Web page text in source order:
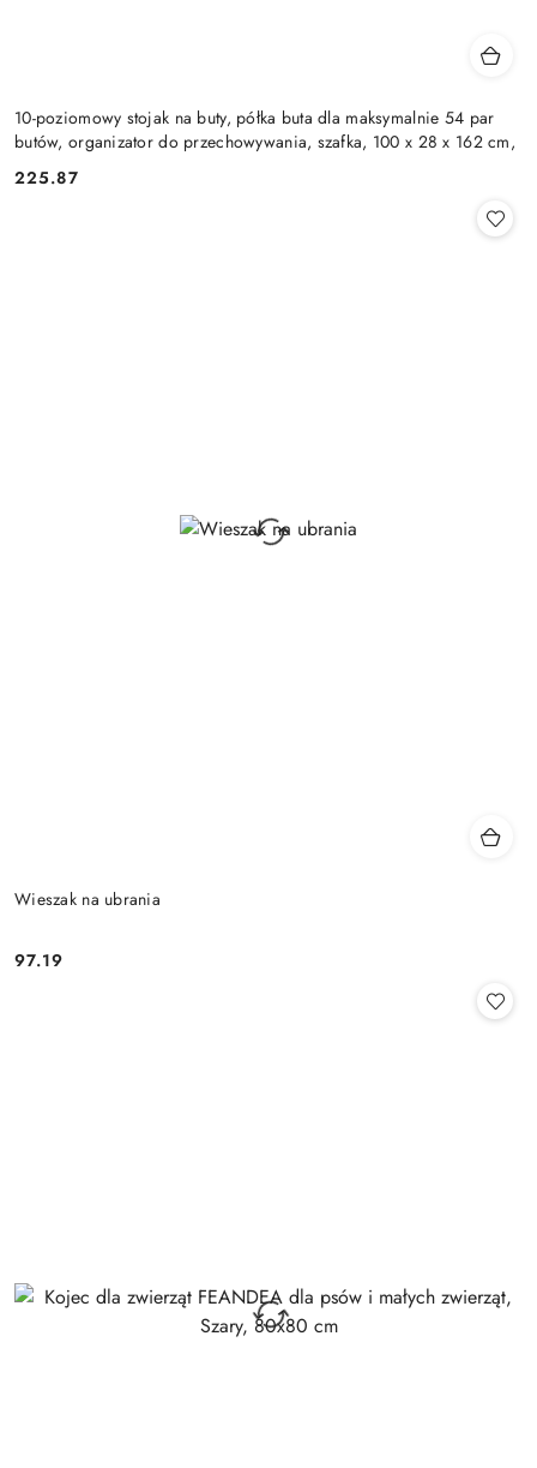
10-poziomowy stojak na buty, półka buta dla maksymalnie 54 par
butów, organizator do przechowywania, szafka, 100 x 28 x 162 cm,
Cena:
225.87
Wieszak na ubrania
Cena:
97.19